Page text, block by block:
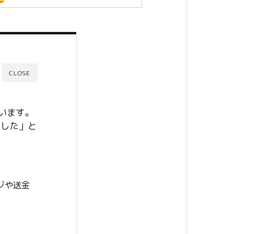
CLOSE
す。
た」と
や送金